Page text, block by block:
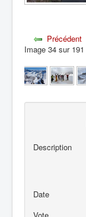
Précédent
Image 34 sur 191
Description
Date